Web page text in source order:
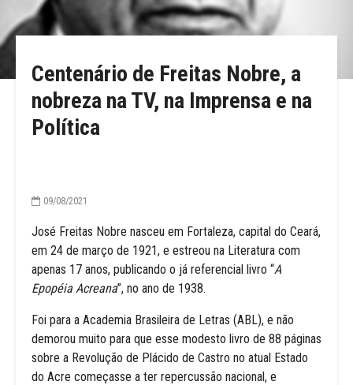
Centenário de Freitas Nobre, a
nobreza na TV, na Imprensa e na
Política
09/08/2021
José Freitas Nobre nasceu em Fortaleza, capital do Ceará,
em 24 de março de 1921, e estreou na Literatura com
apenas 17 anos, publicando o já referencial livro “A
Epopéia Acreana”, no ano de 1938.
Foi para a Academia Brasileira de Letras (ABL), e não
demorou muito para que esse modesto livro de 88 páginas
sobre a Revolução de Plácido de Castro no atual Estado
do Acre começasse a ter repercussão nacional, e